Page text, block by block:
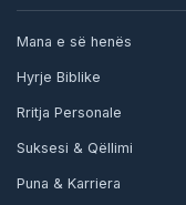
Mana e së henës
Hyrje Biblike
Rritja Personale
Suksesi & Qëllimi
Puna & Karriera